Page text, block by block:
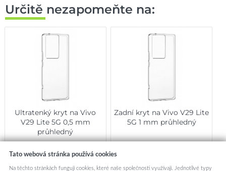
Určitě nezapomeňte na:
Ultratenký kryt na Vivo
V29 Lite 5G 0,5 mm
průhledný
149,-
Okamžité odeslání
Zadní kryt na Vivo V29 Lite
5G 1 mm průhledný
Tato webová stránka používá cookies
Na těchto stránkách fungují cookies, které naše společnosti využívají. Jednotlivé typy